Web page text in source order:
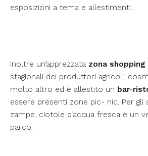
esposizioni a tema e allestimenti.
Inoltre un’apprezzata zona shopping
stagionali dei produttori agricoli,
molto altro ed è allestito un bar-
essere presenti zone pic- nic. Per gli
zampe, ciotole d’acqua fresca e un
parco.